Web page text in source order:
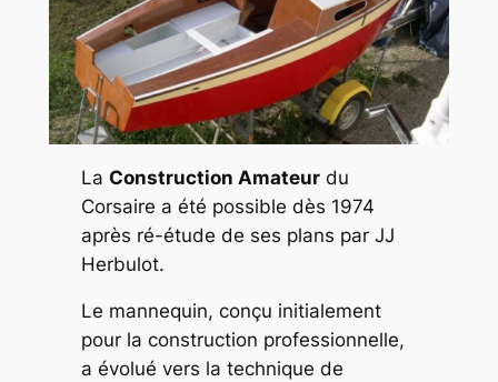
La Construction Amateurdu
Corsaire a été possible dès 1974
après ré-étude de ses plans par JJ
Herbulot.
Le mannequin, conçu initialement
pour la construction professionnelle,
a évolué vers la technique de